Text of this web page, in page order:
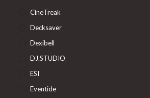
CineTreak
Decksaver
Dexibell
DJ.STUDIO
ESI
Eventide